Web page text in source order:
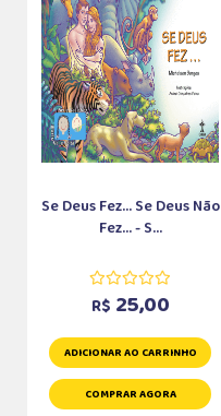
Se Deus Fez... Se Deus Não
Fez... - S...
R$ 25,00
ADICIONAR AO CARRINHO
COMPRAR AGORA